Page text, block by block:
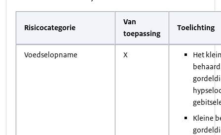
Risicocategorie
Van
toepassing
Toelichting
Voedselopname X
Het
behaard
Kleine